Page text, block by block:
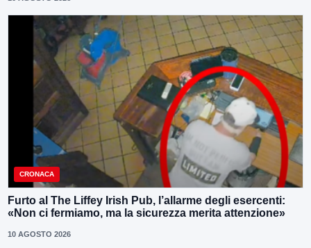
CRONACA
Furto al The Liffey Irish Pub, l’allarme degli esercenti:
«Non ci fermiamo, ma la sicurezza merita attenzione»
10 AGOSTO 2026